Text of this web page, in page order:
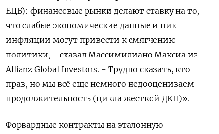
ЕЦБ): финансовые рынки делают ставку на то,
что слабые экономические данные и пик
инфляции могут привести к смягчению
политики, - сказал Массимилиано Максиа из
Allianz Global Investors. - Трудно сказать, кто
прав, но мы всё еще немного недооцениваем
продолжительность (цикла жесткой ДКП)».
Форвардные контракты на эталонную